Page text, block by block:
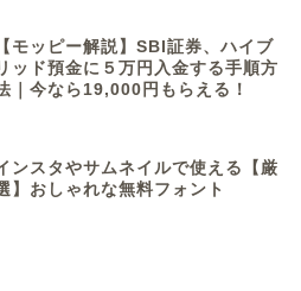
【モッピー解説】SBI証券、ハイブ
ッド預金に５万円入金する手順方
｜今なら19,000円もらえる！
ンスタやサムネイルで使える【厳
】おしゃれな無料フォント